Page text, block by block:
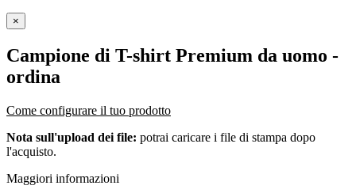
×
Campione di T-shirt Premium da uomo -
ordina
Come configurare il tuo prodotto
Nota sull'upload dei file: potrai caricare i file di stampa dopo
l'acquisto.
Maggiori informazioni